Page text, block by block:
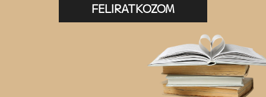
FELIRATKOZOM